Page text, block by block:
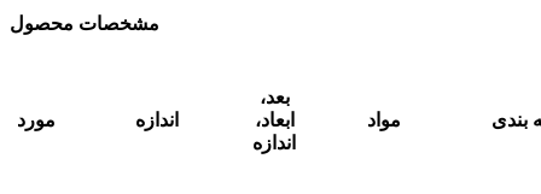
مشخصات محصول
مورد اندازه
بعد،
ابعاد،
اندازه
مواد بندی